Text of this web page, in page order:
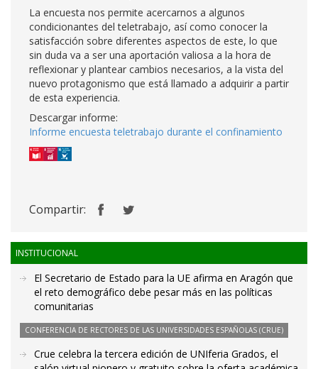
La encuesta nos permite acercarnos a algunos
condicionantes del teletrabajo, así como conocer la
satisfacción sobre diferentes aspectos de este, lo que
sin duda va a ser una aportación valiosa a la hora de
reflexionar y plantear cambios necesarios, a la vista del
nuevo protagonismo que está llamado a adquirir a partir
de esta experiencia.
Descargar informe:
Informe encuesta teletrabajo durante el confinamiento
Compartir:
INSTITUCIONAL
El Secretario de Estado para la UE afirma en Aragón que
el reto demográfico debe pesar más en las políticas
comunitarias
CONFERENCIA DE RECTORES DE LAS UNIVERSIDADES ESPAÑOLAS (CRUE)
Crue celebra la tercera edición de UNIferia Grados, el